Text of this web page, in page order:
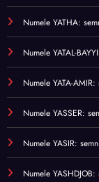
Numele YATHA:
Numele YATAL-
Numele YATA-
Numele YASSER:
Numele YASIR:
Numele